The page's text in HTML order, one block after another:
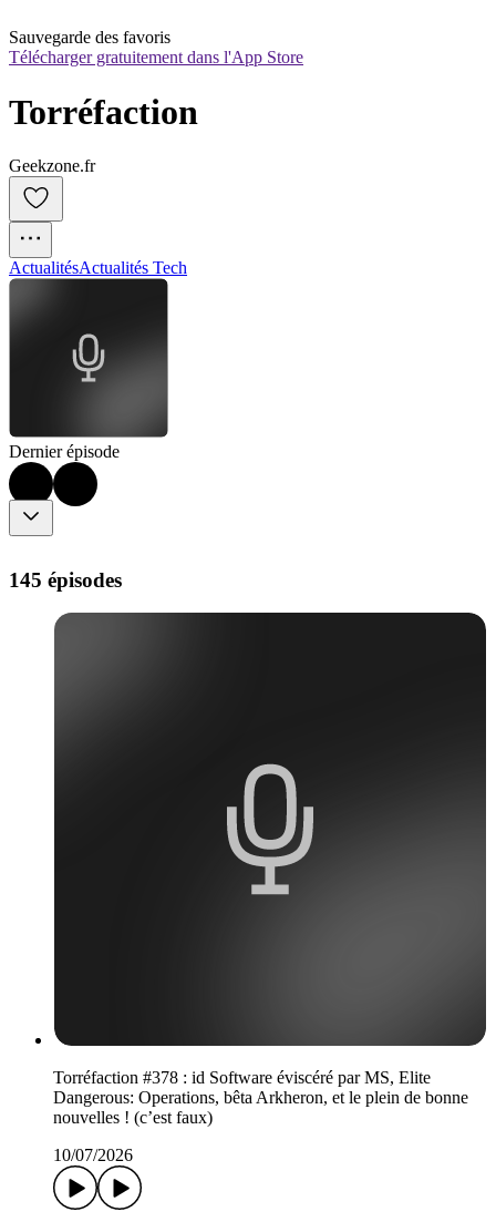
Sauvegarde des favoris
Télécharger gratuitement dans l'App Store
Torréfaction
Geekzone.fr
ActualitésActualités Tech
Dernier épisode
145 épisodes
Torréfaction #378 : id Software éviscéré par MS, Elite
Dangerous: Operations, bêta Arkheron, et le plein de bonne
nouvelles ! (c’est faux)
10/07/2026